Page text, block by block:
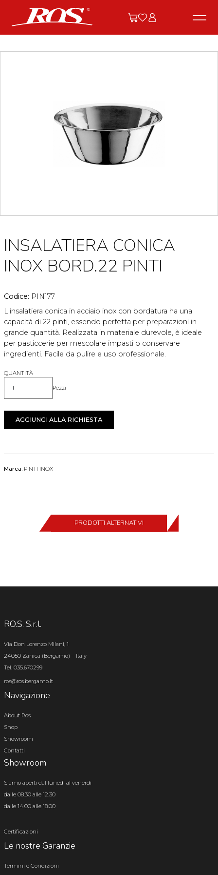
INSALATIERA CONICA
INOX BORD.22 PINTI
Codice: PIN177
L'insalatiera conica in acciaio inox con bordatura ha una
capacità di 22 pinti, essendo perfetta per preparazioni in
grande quantità. Realizzata in materiale durevole, è ideale
per pasticcerie per mescolare impasti o conservare
ingredienti. Facile da pulire e uso professionale.
QUANTITÀ
Quantità Pezzi
AGGIUNGI ALLA RICHIESTA
Marca: PINTI INOX
PRODOTTI ALTERNATIVI
RO.S. S.r.l.
Via Don Lorenzo Milani, 1
24050 Zanica (Bergamo) – Italy
Tel. 035.670299
ros@ros.bergamo.it
Navigazione
About Ros
Shop
Showroom
Contatti
Showroom
Siamo aperti dal lunedì al venerdì
dalle 08.30 alle 12.30
dalle 14.00 alle 18.00
Certificazioni
Le nostre Garanzie
Termini e Condizioni